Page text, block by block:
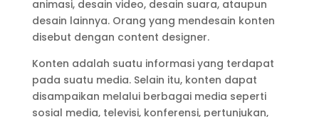
animasi, desain video, desain suara, ataupun
desain lainnya. Orang yang mendesain konten
disebut dengan content designer.
Konten adalah suatu informasi yang terdapat
pada suatu media. Selain itu, konten dapat
disampaikan melalui berbagai media seperti
sosial media, televisi, konferensi, pertunjukan,